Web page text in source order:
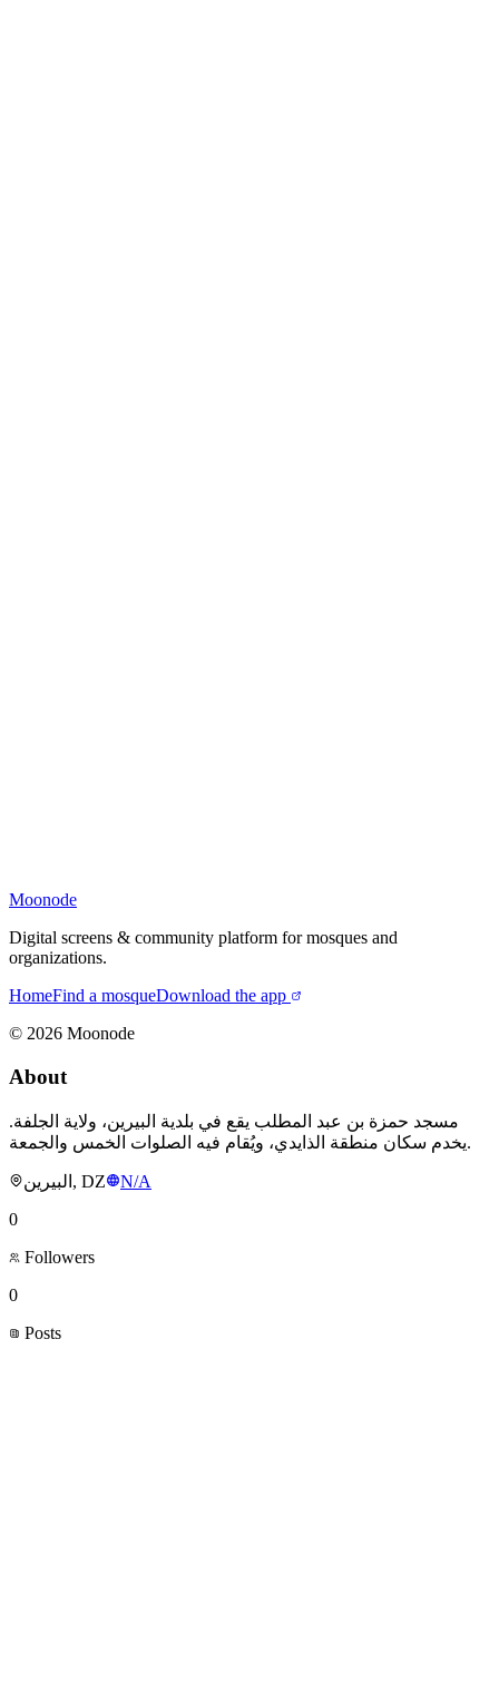
Moonode
Digital screens & community platform for mosques and
organizations.
HomeFind a mosqueDownload the app
© 2026 Moonode
About
مسجد حمزة بن عبد المطلب يقع في بلدية البيرين، ولاية الجلفة.
يخدم سكان منطقة الذايدي، ويُقام فيه الصلوات الخمس والجمعة.
البيرين, DZ
N/A
0
Followers
0
Posts